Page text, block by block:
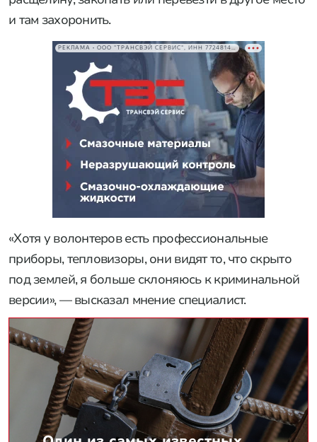
и там захоронить.
РЕКЛАМА • ООО "ТРАНСВЭЙ СЕРВИС", ИНН 7724814198
«Хотя у волонтеров есть профессиональные
приборы, тепловизоры, они видят то, что скрыто
под землей, я больше склоняюсь к криминальной
версии», — высказал мнение специалист.